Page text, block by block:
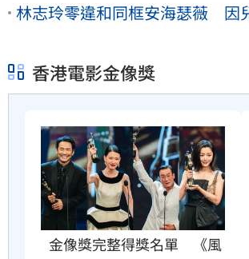
林志玲零違和同框安海瑟薇 因
香港電影金像獎
金像獎完整得獎名單　《風